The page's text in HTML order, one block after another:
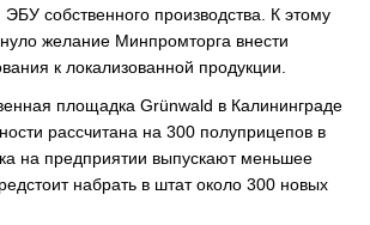
собственного производства. К этому
желание Минпромторга внести
к локализованной продукции.
площадка Grünwald в Калининграде
рассчитана на 300 полуприцепов в
на предприятии выпускают меньшее
набрать в штат около 300 новых